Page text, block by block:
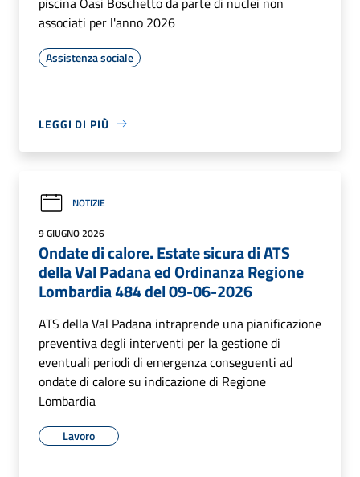
associati per l'anno 2026
Assistenza sociale
LEGGI DI PIÙ
NOTIZIE
9 GIUGNO 2026
Ondate di calore. Estate sicura di ATS
della Val Padana ed Ordinanza Regione
Lombardia 484 del 09-06-2026
ATS della Val Padana intraprende una pianificazione
preventiva degli interventi per la gestione di
eventuali periodi di emergenza conseguenti ad
ondate di calore su indicazione di Regione
Lombardia
Lavoro